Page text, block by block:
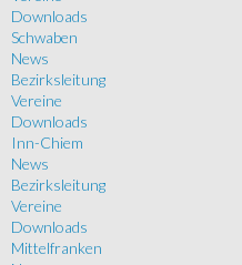
Downloads
Schwaben
News
Bezirksleitung
Vereine
Downloads
Inn-Chiem
News
Bezirksleitung
Vereine
Downloads
Mittelfranken